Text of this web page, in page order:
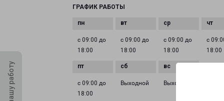
ГРАФИК РАБОТЫ
с 09:00 до
18:00
с 09:00 до
18:00
с 09:00 до
18:00
с
18:00
с 09:00 до
18:00
Выходной Выходной